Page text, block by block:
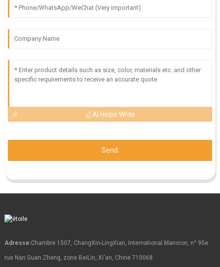
AI Helps Write
Send
Adresse:Chambre 1507, ChangXin-LingXian, International Mansion, n° 95e
rue Nan Guan Zheng, zone BeiLin, Xi'an, Chine 710068